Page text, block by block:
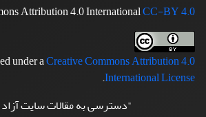
Attribution 4.0 InternationalCC-BY 4.0
under aCreative Commons Attribution 4.0
International License
.
"دسترسی به مقالات سایت